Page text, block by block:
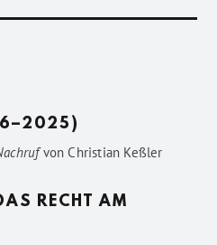
vonChristian Keßler
RECHT AM